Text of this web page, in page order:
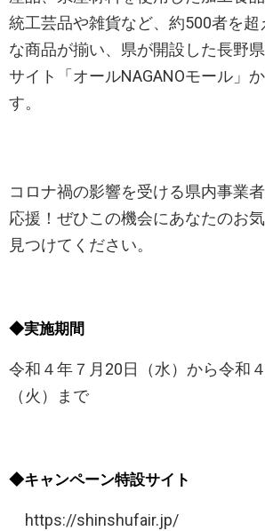
統工芸品や雑貨など、約500者を超
な商品が揃い、県が開設した長野
サイト「オールNAGANOモール」
す。
コロナ禍の影響を受ける県内事業
応援！ぜひこの機会にあなたのお
見つけてください。
◆実施期間
令和４年７月20日（水）から令和
（火）まで
◆キャンペーン特設サイト
https://shinshufair.jp/